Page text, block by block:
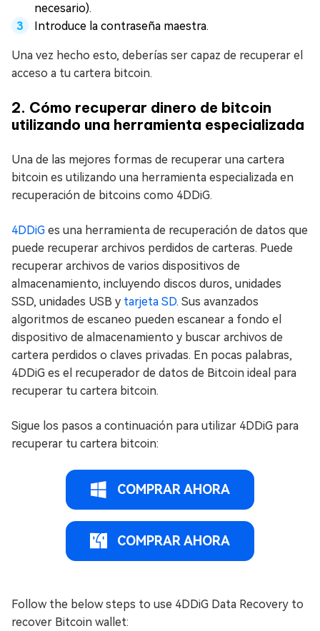
necesario).
Introduce la contraseña maestra.
Una vez hecho esto, deberías ser capaz de recuperar el
acceso a tu cartera bitcoin.
2. Cómo recuperar dinero de bitcoin
utilizando una herramienta especializada
Una de las mejores formas de recuperar una cartera
bitcoin es utilizando una herramienta especializada en
recuperación de bitcoins como 4DDiG.
4DDiG es una herramienta de recuperación de datos que
puede recuperar archivos perdidos de carteras. Puede
recuperar archivos de varios dispositivos de
almacenamiento, incluyendo discos duros, unidades
SSD, unidades USB y tarjeta SD. Sus avanzados
algoritmos de escaneo pueden escanear a fondo el
dispositivo de almacenamiento y buscar archivos de
cartera perdidos o claves privadas. En pocas palabras,
4DDiG es el recuperador de datos de Bitcoin ideal para
recuperar tu cartera bitcoin.
Sigue los pasos a continuación para utilizar 4DDiG para
recuperar tu cartera bitcoin:
COMPRAR AHORA
COMPRAR AHORA
Follow the below steps to use 4DDiG Data Recovery to
recover Bitcoin wallet: